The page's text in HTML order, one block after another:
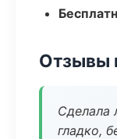
Отзывы
Сделала
гладко,